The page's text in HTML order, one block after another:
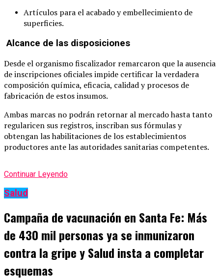
Artículos para el acabado y embellecimiento de
superficies.
Alcance de las disposiciones
Desde el organismo fiscalizador remarcaron que la ausencia
de inscripciones oficiales impide certificar la verdadera
composición química, eficacia, calidad y procesos de
fabricación de estos insumos.
Ambas marcas no podrán retornar al mercado hasta tanto
regularicen sus registros, inscriban sus fórmulas y
obtengan las habilitaciones de los establecimientos
productores ante las autoridades sanitarias competentes.
Continuar Leyendo
Salud
Campaña de vacunación en Santa Fe: Más
de 430 mil personas ya se inmunizaron
contra la gripe y Salud insta a completar
esquemas